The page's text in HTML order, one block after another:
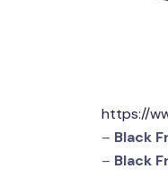
https://
– Black
– Black